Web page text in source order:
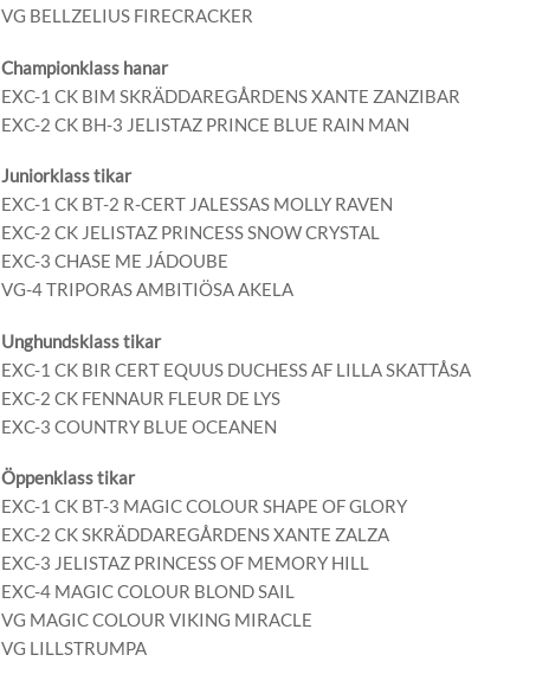
VG BELLZELIUS FIRECRACKER
Championklass hanar
EXC-1 CK BIM SKRÄDDAREGÅRDENS XANTE ZANZIBAR
EXC-2 CK BH-3 JELISTAZ PRINCE BLUE RAIN MAN
Juniorklass tikar
EXC-1 CK BT-2 R-CERT JALESSAS MOLLY RAVEN
EXC-2 CK JELISTAZ PRINCESS SNOW CRYSTAL
EXC-3 CHASE ME JÁDOUBE
VG-4 TRIPORAS AMBITIÖSA AKELA
Unghundsklass tikar
EXC-1 CK BIR CERT EQUUS DUCHESS AF LILLA SKATTÅSA
EXC-2 CK FENNAUR FLEUR DE LYS
EXC-3 COUNTRY BLUE OCEANEN
Öppenklass tikar
EXC-1 CK BT-3 MAGIC COLOUR SHAPE OF GLORY
EXC-2 CK SKRÄDDAREGÅRDENS XANTE ZALZA
EXC-3 JELISTAZ PRINCESS OF MEMORY HILL
EXC-4 MAGIC COLOUR BLOND SAIL
VG MAGIC COLOUR VIKING MIRACLE
VG LILLSTRUMPA